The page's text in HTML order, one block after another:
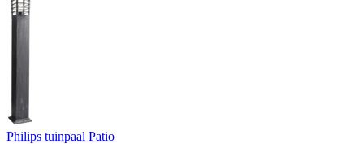
Philips tuinpaal Patio